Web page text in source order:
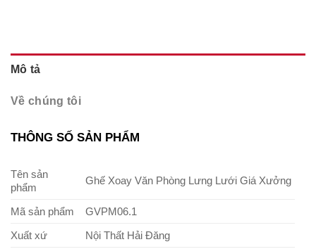
Mô tả
Về chúng tôi
THÔNG SỐ SẢN PHẨM
Tên sản
phẩm
Ghế Xoay Văn Phòng Lưng Lưới Giá Xưởng
Mã sản phẩm
GVPM06.1
Xuất xứ
Nội Thất Hải Đăng